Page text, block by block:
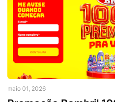
maio 01, 2026